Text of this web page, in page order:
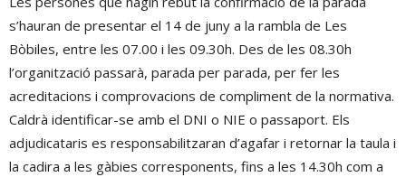
s’hauran de presentar el 14 de juny a la rambla de Les
Bòbiles, entre les 07.00 i les 09.30h. Des de les 08.30h
l’organització passarà, parada per parada, per fer les
acreditacions i comprovacions de compliment de la normativa.
Caldrà identificar-se amb el DNI o NIE o passaport. Els
adjudicataris es responsabilitzaran d’agafar i retornar la taula i
la cadira a les gàbies corresponents, fins a les 14.30h com a